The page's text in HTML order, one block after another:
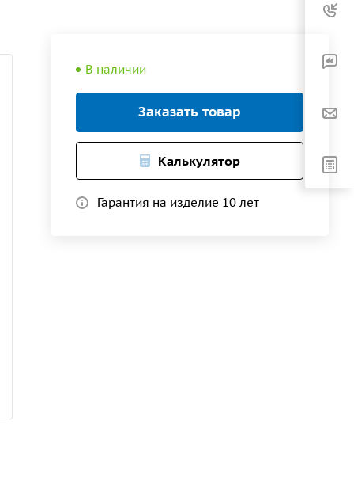
В наличии
Заказать товар
Калькулятор
Гарантия на изделие 10 лет